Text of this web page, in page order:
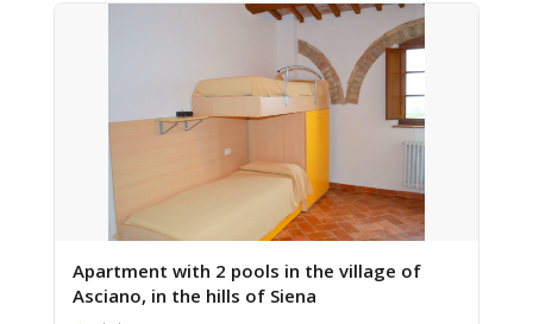
Apartment with 2 pools in the village of
Asciano, in the hills of Siena